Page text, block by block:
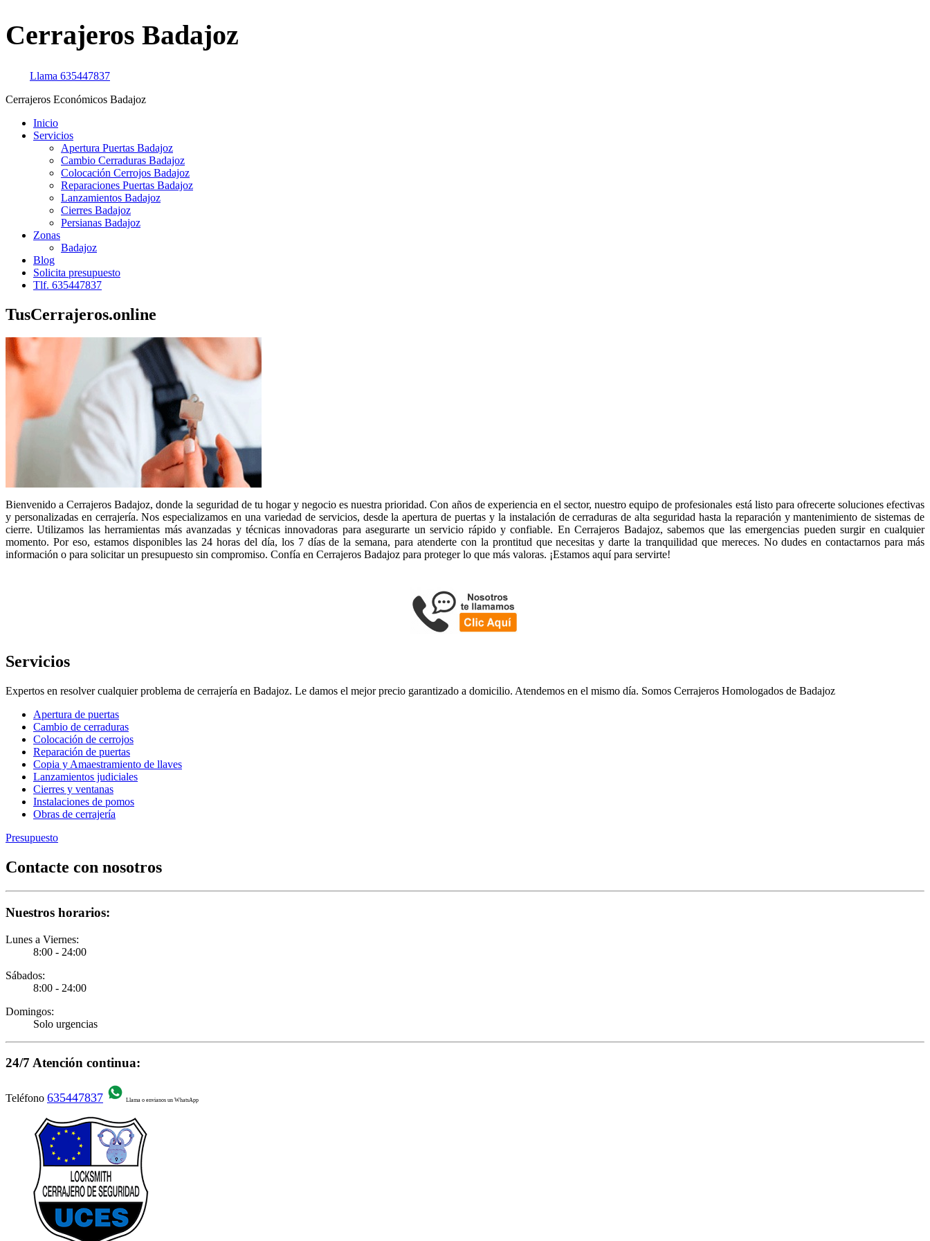
Cerrajeros Badajoz
Llama 635447837
Cerrajeros Económicos Badajoz
Inicio
Servicios
Apertura Puertas Badajoz
Cambio Cerraduras Badajoz
Colocación Cerrojos Badajoz
Reparaciones Puertas Badajoz
Lanzamientos Badajoz
Cierres Badajoz
Persianas Badajoz
Zonas
Badajoz
Blog
Solicita presupuesto
Tlf. 635447837
TusCerrajeros.online
Bienvenido a Cerrajeros Badajoz, donde la seguridad de tu hogar y negocio es nuestra prioridad. Con años de experiencia en el sector, nuestro equipo de profesionales está listo para ofrecerte soluciones efectivas
y personalizadas en cerrajería. Nos especializamos en una variedad de servicios, desde la apertura de puertas y la instalación de cerraduras de alta seguridad hasta la reparación y mantenimiento de sistemas de
cierre. Utilizamos las herramientas más avanzadas y técnicas innovadoras para asegurarte un servicio rápido y confiable. En Cerrajeros Badajoz, sabemos que las emergencias pueden surgir en cualquier
momento. Por eso, estamos disponibles las 24 horas del día, los 7 días de la semana, para atenderte con la prontitud que necesitas y darte la tranquilidad que mereces. No dudes en contactarnos para más
información o para solicitar un presupuesto sin compromiso. Confía en Cerrajeros Badajoz para proteger lo que más valoras. ¡Estamos aquí para servirte!
Servicios
Expertos en resolver cualquier problema de cerrajería en Badajoz. Le damos el mejor precio garantizado a domicilio. Atendemos en el mismo día. Somos Cerrajeros Homologados de Badajoz
Apertura de puertas
Cambio de cerraduras
Colocación de cerrojos
Reparación de puertas
Copia y Amaestramiento de llaves
Lanzamientos judiciales
Cierres y ventanas
Instalaciones de pomos
Obras de cerrajería
Presupuesto
Contacte con nosotros
Nuestros horarios:
Lunes a Viernes:
8:00 - 24:00
Sábados:
8:00 - 24:00
Domingos:
Solo urgencias
24/7 Atención continua:
Teléfono 635447837 Llama o envianos un WhatsApp